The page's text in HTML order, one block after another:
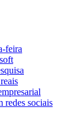
feira
redes sociais